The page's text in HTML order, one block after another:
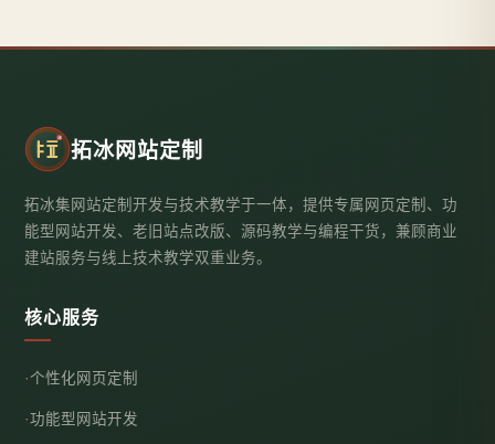
拓冰网站定制
拓冰集网站定制开发与技术教学于一体，提供专属网页定制、功
能型网站开发、老旧站点改版、源码教学与编程干货，兼顾商业
建站服务与线上技术教学双重业务。
核心服务
个性化网页定制
功能型网站开发